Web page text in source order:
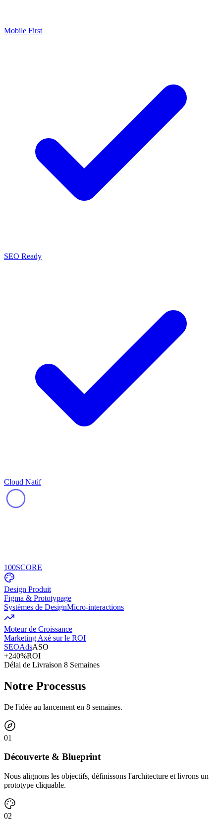
Mobile First
SEO Ready
Cloud Natif
100SCORE
Design Produit
Figma & Prototypage
Systèmes de DesignMicro-interactions
Moteur de Croissance
Marketing Axé sur le ROI
SEOAdsASO
+240%ROI
Délai de Livraison 8 Semaines
Notre Processus
De l'idée au lancement en 8 semaines.
01
Découverte & Blueprint
Nous alignons les objectifs, définissons l'architecture et livrons un
prototype cliquable.
02